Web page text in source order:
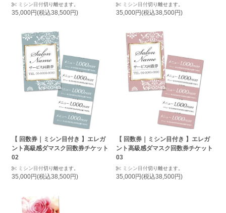
ミシン目付切り離せます。
35,000円(税込38,500円)
ミシン目付切り離せます。
35,000円(税込38,500円)
【 回数券｜ミシン目付き 】エレガ
ント高級感ダマスク回数券チケット
02
ミシン目付切り離せます。
35,000円(税込38,500円)
【 回数券｜ミシン目付き 】エレガ
ント高級感ダマスク回数券チケット
03
ミシン目付切り離せます。
35,000円(税込38,500円)